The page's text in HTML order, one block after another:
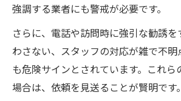
強調する業者にも警戒が必要です。
さらに、電話や訪問時に強引な勧誘
わさない、スタッフの対応が雑で不
も危険サインとされています。これら
場合は、依頼を見送ることが賢明です。